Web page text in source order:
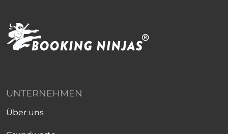
UNTERNEHMEN
Über uns